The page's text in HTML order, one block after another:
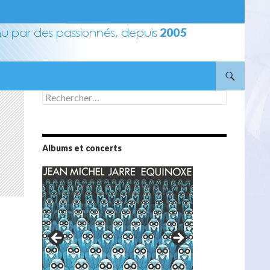
Rechercher :
Albums et concerts